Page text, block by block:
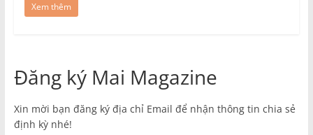
Xem thêm
Đăng ký Mai Magazine
Xin mời bạn đăng ký địa chỉ Email để nhận thông tin chia sẻ
định kỳ nhé!